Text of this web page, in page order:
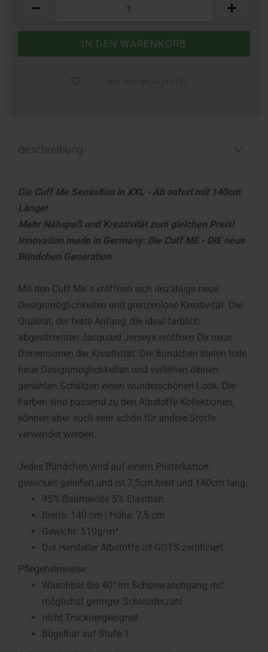
Die Cuff Me Sensation in XXL - Ab sofort mit 140cm
Länge!
Mehr Nähspaß und Kreativität zum gleichen Preis!
Innovation made in Germany: Die Cuff ME - DIE neue
Bündchen Generation
Mit den Cuff Me´s eröffnen sich unzählige neue
Designmöglichkeiten und grenzenlose Kreativität. Die
Qualität, der feste Anfang, die ideal farblich
abgestimmten Jacquard Jerseys eröffnen Dir neue
Dimensionen der Kreativität. Die Bündchen bieten tolle
neue Designmöglichkeiten und verleihen deinen
genähten Schätzen einen wunderschönen Look. Die
Farben sind passend zu den Albstoffe Kollektionen,
können aber auch sehr schön für andere Stoffe
verwendet werden.
Jedes Bündchen wird auf einem Plisterkarton
gewickelt geliefert und ist 7,5cm breit und 140cm lang.
95% Baumwolle 5% Elasthan
Breite: 140 cm | Höhe: 7,5 cm
Gewicht: 510g/m²
Der Hersteller Albstoffe ist GOTS zertifiziert
Pflegeheinweise:
Waschbar bis 40° im Schonwaschgang mit
möglichst geringer Schleuderzahl
nicht Trocknergeeignet
Bügelbar auf Stufe 1